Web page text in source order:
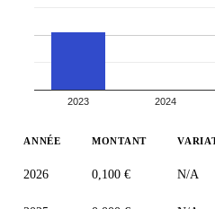
2023 2024
ANNÉE MONTANT
2026 0,100 € N/A